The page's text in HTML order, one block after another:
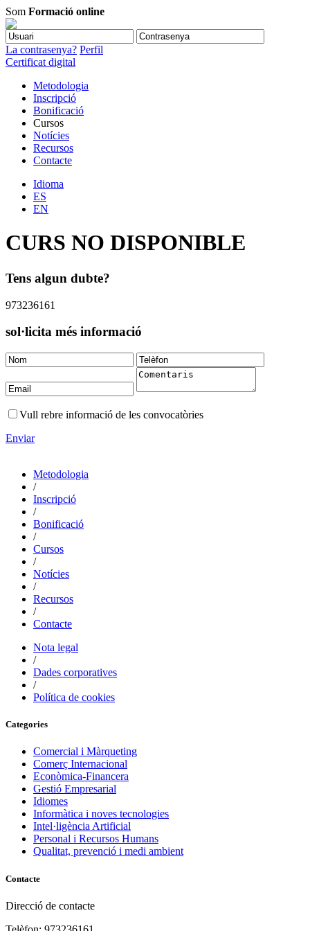
Som Formació online
La contrasenya? Perfil
Certificat digital
Metodologia
Inscripció
Bonificació
Cursos
Notícies
Recursos
Contacte
Idioma
ES
EN
CURS NO DISPONIBLE
Tens algun dubte?
973236161
sol·licita més informació
Vull rebre informació de les convocatòries
Enviar
Metodologia
/
Inscripció
/
Bonificació
/
Cursos
/
Notícies
/
Recursos
/
Contacte
Nota legal
/
Dades corporatives
/
Política de cookies
Categories
Comercial i Màrqueting
Comerç Internacional
Econòmica-Financera
Gestió Empresarial
Idiomes
Informàtica i noves tecnologies
Intel·ligència Artificial
Personal i Recursos Humans
Qualitat, prevenció i medi ambient
Contacte
Direcció de contacte